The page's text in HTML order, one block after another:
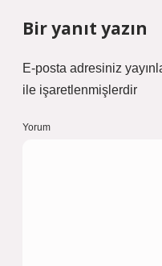
Bir yanıt yazın
E-posta adresiniz
ile işaretlenmişlerdir
Yorum